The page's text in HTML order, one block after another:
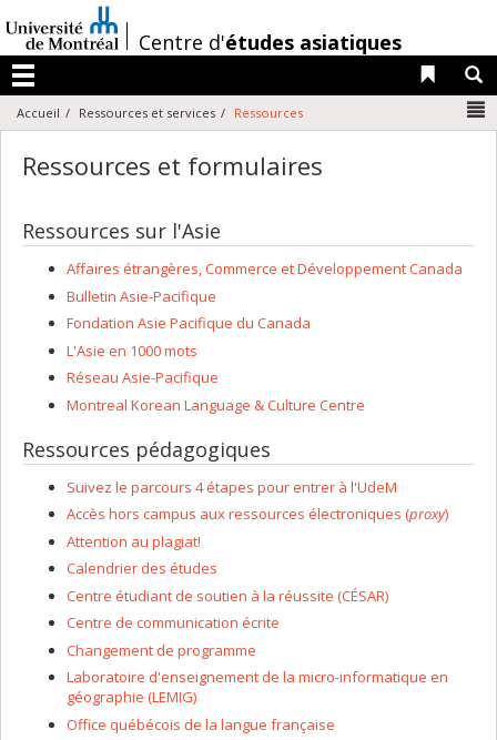
au
contenu
/
Centre d'études asiatiques
Menu
Liens
Accueil Ressources et services Ressources
Ressources et formulaires
Ressources sur l'Asie
Affaires étrangères, Commerce et Développement Canada
Bulletin Asie-Pacifique
Fondation Asie Pacifique du Canada
L'Asie en 1000 mots
Réseau Asie-Pacifique
Montreal Korean Language & Culture Centre
Ressources pédagogiques
Suivez le parcours 4 étapes pour entrer à l'UdeM
Accès hors campus aux ressources électroniques (proxy)
Attention au plagiat!
Calendrier des études
Centre étudiant de soutien à la réussite (CÉSAR)
Centre de communication écrite
Changement de programme
Laboratoire d'enseignement de la micro-informatique en
géographie (LEMIG)
Office québécois de la langue française